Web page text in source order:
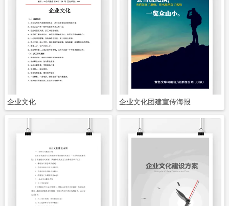
企业文化 企业文化团建宣传海报
立即下载 立即下载
立即下载